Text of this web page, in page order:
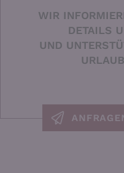
WIR
DETAILS
UND